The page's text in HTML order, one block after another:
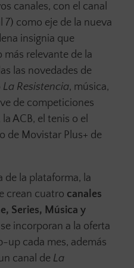
canales, con el canal
7) como eje de la nueva
insignia que
relevante de la
las novedades de
La Resistencia, música,
de competiciones
ACB, el tenis o el
de Movistar Plus+ de
de la plataforma, la
crean cuatro canales
Series, Música y
incorporan a la oferta
up cada mes, además
canal de La